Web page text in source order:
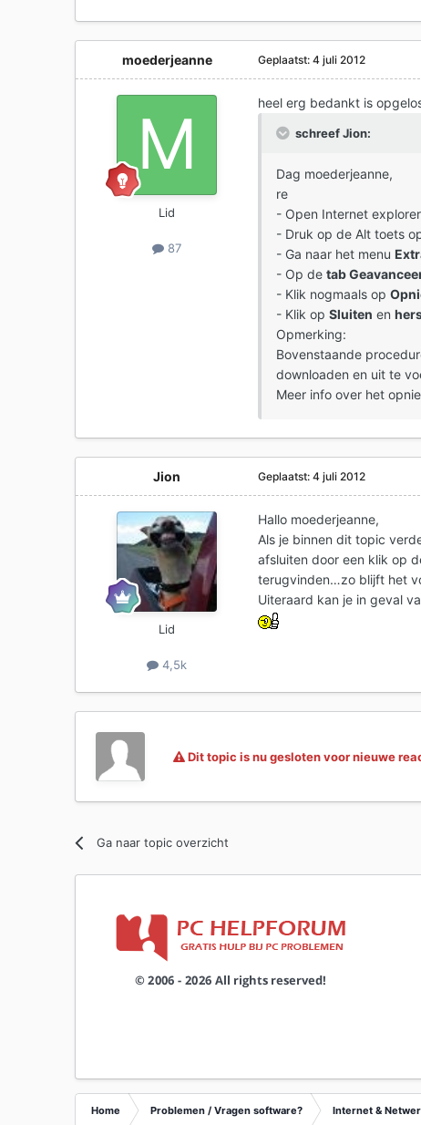
moederjeanne
Lid
87
Geplaatst:4 juli 2012
heel erg bedankt is
schreef Jion:
Dag moederjeanne,
re
- Open Internet
- Druk op de Alt toets
- Ga naar het menuE
- Op detab
- Klik nogmaals op
- Klik opSluiten en
Opmerking:
Bovenstaande
downloaden en uit te
Meer info over het
Jion
Lid
4,5k
Geplaatst:4 juli 2012
Hallo moederjeanne,
Als je binnen dit topic
afsluiten door een klik op
terugvinden…zo blijft het
Uiteraard kan je in geval
Dit topic is nu gesloten voor nieuwe
Ga naar topic overzicht
Home Problemen / Vragen software? Internet &